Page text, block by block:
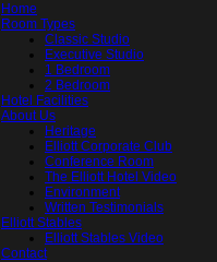
Home
Room Types
Classic Studio
Executive Studio
1 Bedroom
2 Bedroom
Hotel Facilities
About Us
Heritage
Elliott Corporate Club
Conference Room
The Elliott Hotel Video
Environment
Written Testimonials
Elliott Stables
Elliott Stables Video
Contact